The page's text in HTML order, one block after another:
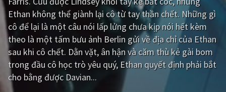
Tình cảm - Lãng mạn Kỳ ảo
Giật gân Gia đình
Bí ẩn Lịch sử
Viễn Tây Tiểu sử
DramaTV
Ethan không thể giành lại cô từ tay thần chết. Những gì
cô để lại là một câu nói lấp lửng chưa kịp nói hết kèm
theo là một tấm bưu ảnh Berlin gửi về địa chỉ của Ethan
sau khi cô chết. Dằn vặt, ân hận và căm thù kẻ gài bom
trong đầu cô học trò yêu quý, Ethan quyết định phải bắt
cho bằng được Davian...